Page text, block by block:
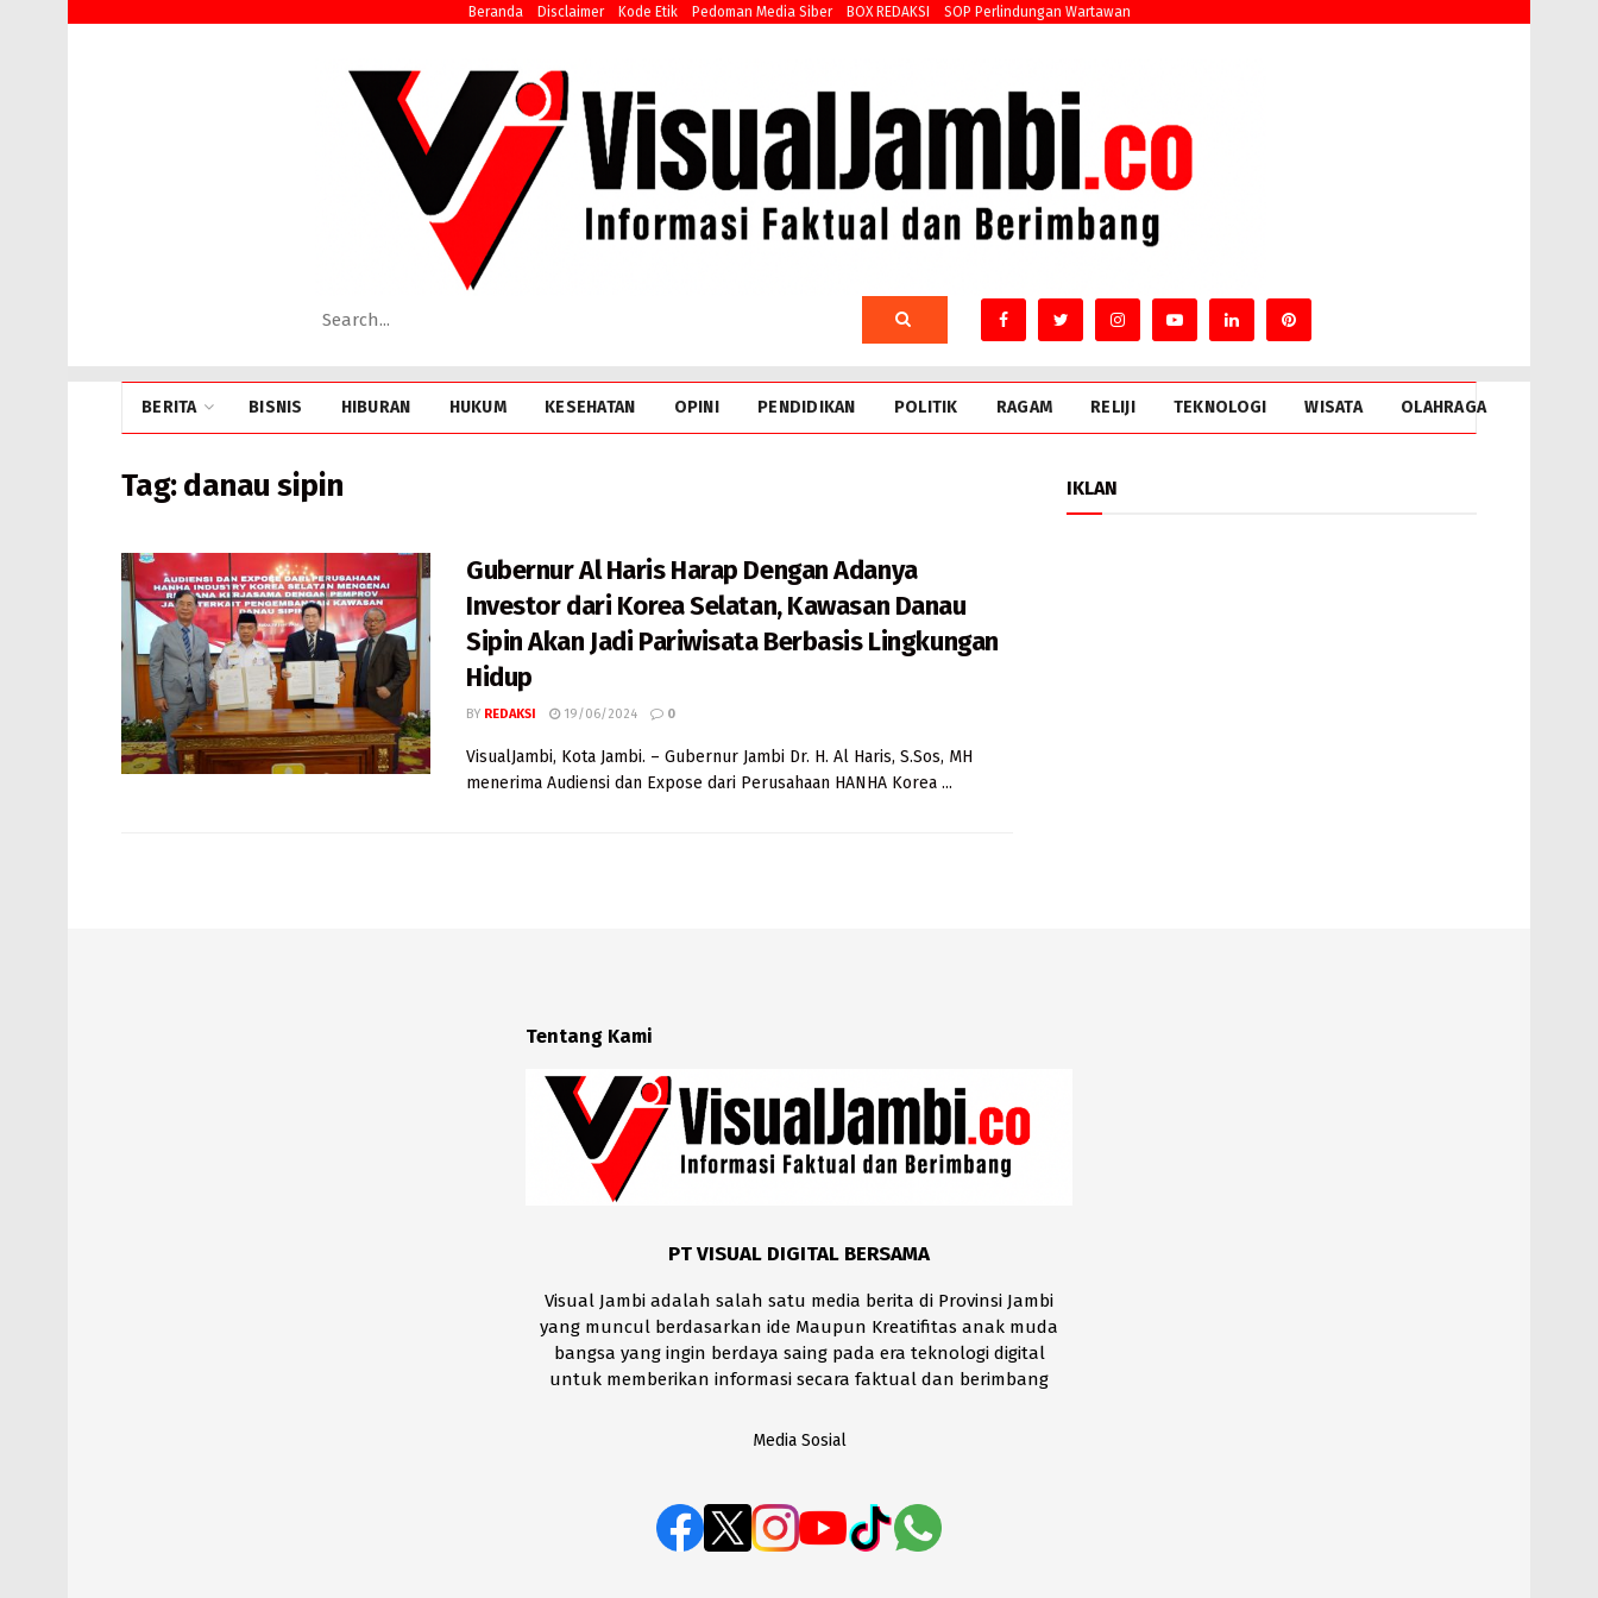
Beranda Disclaimer Kode Etik Pedoman Media Siber BOX REDAKSI SOP Perlindungan Wartawan
BERITA BISNIS HIBURAN HUKUM KESEHATAN OPINI PENDIDIKAN POLITIK RAGAM RELIJI TEKNOLOGI WISATA OLAHRAGA
Tag:danau sipin
Gubernur Al Haris Harap Dengan Adanya
Investor dari Korea Selatan, Kawasan Danau
Sipin Akan Jadi Pariwisata Berbasis Lingkungan
Hidup
BY REDAKSI 19/06/2024 0
VisualJambi, Kota Jambi. – Gubernur Jambi Dr. H. Al Haris, S.Sos, MH
menerima Audiensi dan Expose dari Perusahaan HANHA Korea ...
IKLAN
Tentang Kami
PT VISUAL DIGITAL BERSAMA
Visual Jambi adalah salah satu media berita di Provinsi Jambi
yang muncul berdasarkan ide Maupun Kreatifitas anak muda
bangsa yang ingin berdaya saing pada era teknologi digital
untuk memberikan informasi secara faktual dan berimbang
Media Sosial